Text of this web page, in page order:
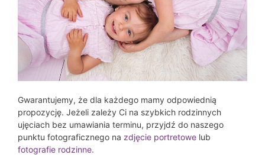
Gwarantujemy, że dla każdego mamy odpowiednią
propozycję. Jeżeli zależy Ci na szybkich rodzinnych
ujęciach bez umawiania terminu, przyjdź do naszego
punktu fotograficznego na zdjęcie portretowe lub
fotografie rodzinne.